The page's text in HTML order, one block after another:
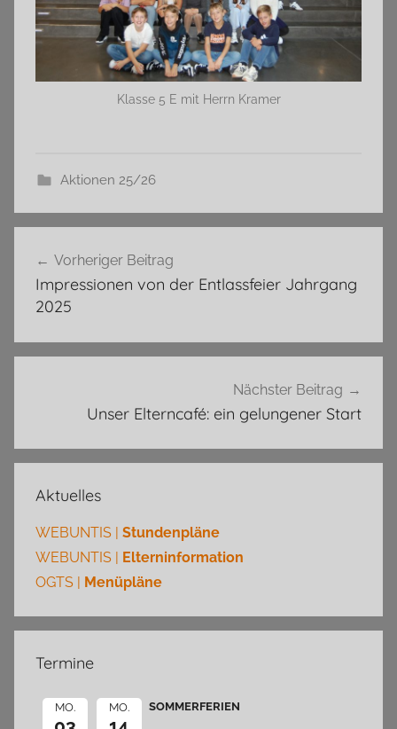
Klasse 5 E mit Herrn Kramer
Aktionen 25/26
Vorheriger Beitrag
Impressionen von der Entlassfeier Jahrgang
2025
Nächster Beitrag
Unser Elterncafé: ein gelungener Start
Aktuelles
WEBUNTIS | Stundenpläne
WEBUNTIS |
Elterninformation
OGTS |
Menüpläne
Termine
MO. MO. SOMMERFERIEN